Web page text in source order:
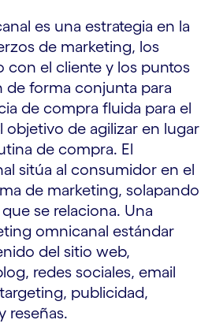
es una estrategia en la
de marketing, los
con el cliente y los puntos
de forma conjunta para
de compra fluida para el
de agilizar en lugar
de compra. El
sitúa al consumidor en el
de marketing, solapando
se relaciona. Una
omnicanal estándar
del sitio web,
redes sociales, email
publicidad,
reseñas.